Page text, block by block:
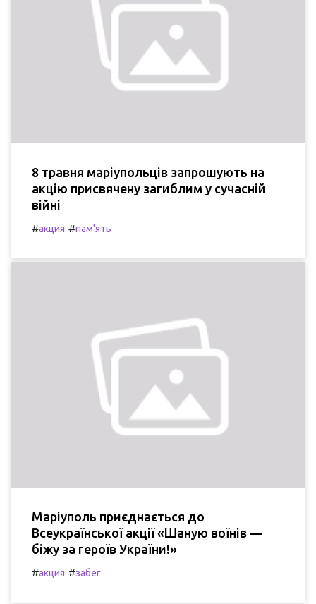
8 травня маріупольців запрошують на
акцію присвячену загиблим у сучасній
війні
#акция #пам'ять
Маріуполь приєднається до
Всеукраїнської акції «Шаную воїнів —
біжу за героїв України!»
#акция #забег